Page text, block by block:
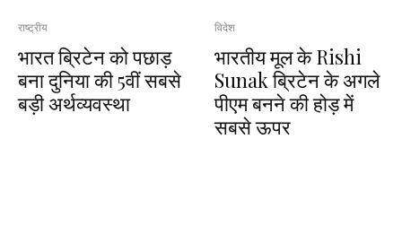
राष्ट्रीय
भारत ब्रिटेन को पछाड़
बना दुनिया की 5वीं सबसे
बड़ी अर्थव्यवस्था
विदेश
भारतीय मूल के Rishi
Sunak ब्रिटेन के अगले
पीएम बनने की होड़ में
सबसे ऊपर